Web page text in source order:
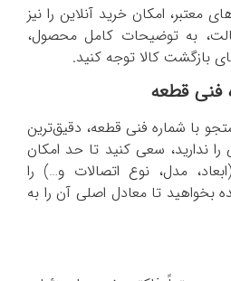
معتبر، امکان خرید آنلاین را نیز
به توضیحات کامل محصول،
بازگشت کالا توجه کنید.
فنی قطعه
با شماره فنی قطعه، دقیق‌ترین
ندارید، سعی کنید تا حد امکان
مدل، نوع اتصالات و…) را
بخواهید تا معادل اصلی آن را به